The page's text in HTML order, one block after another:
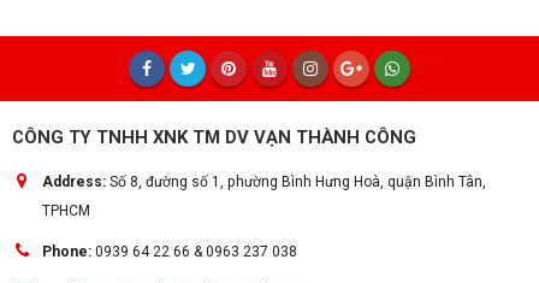
CÔNG TY TNHH XNK TM DV VẠN THÀNH CÔNG
Address: Số 8, đường số 1, phường Bình Hưng Hoà, quận Bình Tân,
TPHCM
Phone: 0939 64 22 66 & 0963 237 038